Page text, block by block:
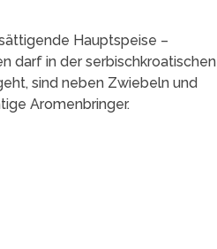
Hauptspeise –
darf in der serbischkroatischen
sind neben Zwiebeln und
Aromenbringer.